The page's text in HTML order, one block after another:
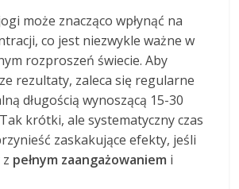
może znacząco wpłynąć na
co jest niezwykle ważne w
rozproszeń świecie. Aby
rezultaty, zaleca się regularne
długością wynoszącą 15-30
krótki, ale systematyczny czas
zaskakujące efekty, jeśli
pełnym zaangażowaniem i